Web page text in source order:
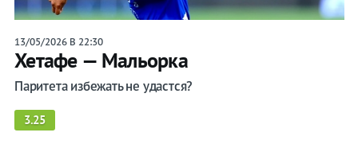
13/05/2026 В 22:30
Хетафе — Мальорка
Паритета избежать не удастся?
3.25